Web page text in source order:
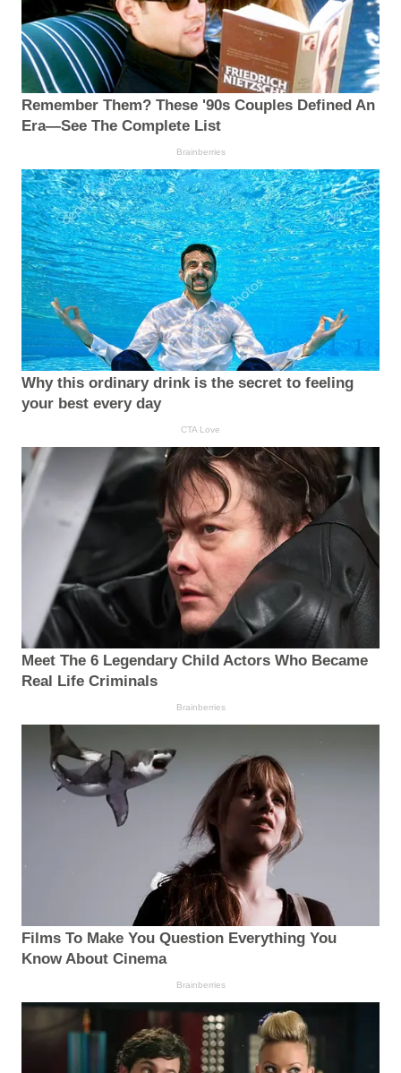
Remember Them? These '90s Couples Defined An
Era—See The Complete List
Brainberries
Why this ordinary drink is the secret to feeling
your best every day
CTA Love
Meet The 6 Legendary Child Actors Who Became
Real Life Criminals
Brainberries
Films To Make You Question Everything You
Know About Cinema
Brainberries